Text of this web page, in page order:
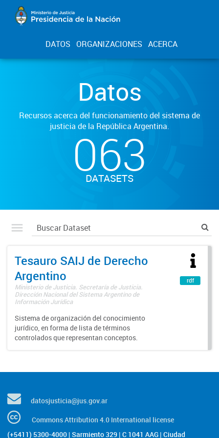
DATOS ORGANIZACIONES ACERCA
Datos
Recursos acerca del funcionamiento del sistema de
justicia de la República Argentina.
063
DATASETS
Tesauro SAIJ de Derecho
Argentino
Ministerio de Justicia. Secretaría de Justicia.
Dirección Nacional del Sistema Argentino de
Información Jurídica
Sistema de organización del conocimiento
jurídico, en forma de lista de términos
controlados que representan conceptos.
rdf
datosjusticia@jus.gov.ar
Commons Attribution 4.0 International license
(+5411) 5300-4000 | Sarmiento 329 | C 1041 AAG | Ciudad